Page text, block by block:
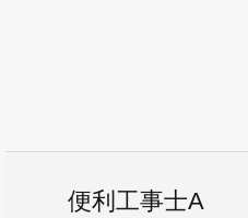
便利工事士A